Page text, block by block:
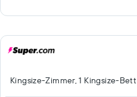
Kingsize-Zimmer, 1 Kingsize-Bett